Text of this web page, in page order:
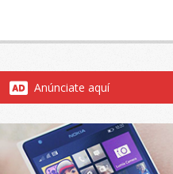
Anúnciate aquí